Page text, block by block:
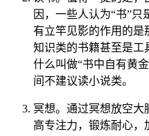
因，一些人认为“书”
有立竿见影的作用的是
知识类的书籍甚至是工
什么叫做“书中自有黄
间不建议读小说类。
冥想。通过冥想放空大
高专注力，锻炼耐心，